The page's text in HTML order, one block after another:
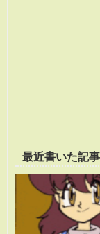
最近書いた記事